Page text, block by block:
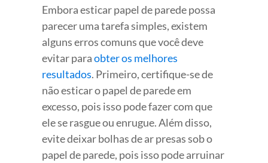
Embora esticar papel de parede possa
parecer uma tarefa simples, existem
alguns erros comuns que você deve
evitar paraobter os melhores
resultados. Primeiro, certifique-se de
não esticar o papel de parede em
excesso, pois isso pode fazer com que
ele se rasgue ou enrugue. Além disso,
evite deixar bolhas de ar presas sob o
papel de parede, pois isso pode arruinar